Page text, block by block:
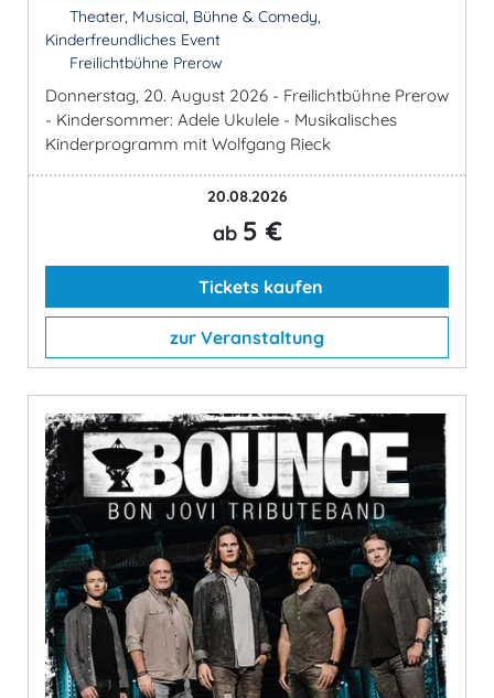
Theater, Musical, Bühne & Comedy,
Kinderfreundliches Event
Freilichtbühne Prerow
Donnerstag, 20. August 2026 - Freilichtbühne Prerow
- Kindersommer: Adele Ukulele - Musikalisches
Kinderprogramm mit Wolfgang Rieck
20.08.2026
ab 5 €
Tickets kaufen
zur Veranstaltung